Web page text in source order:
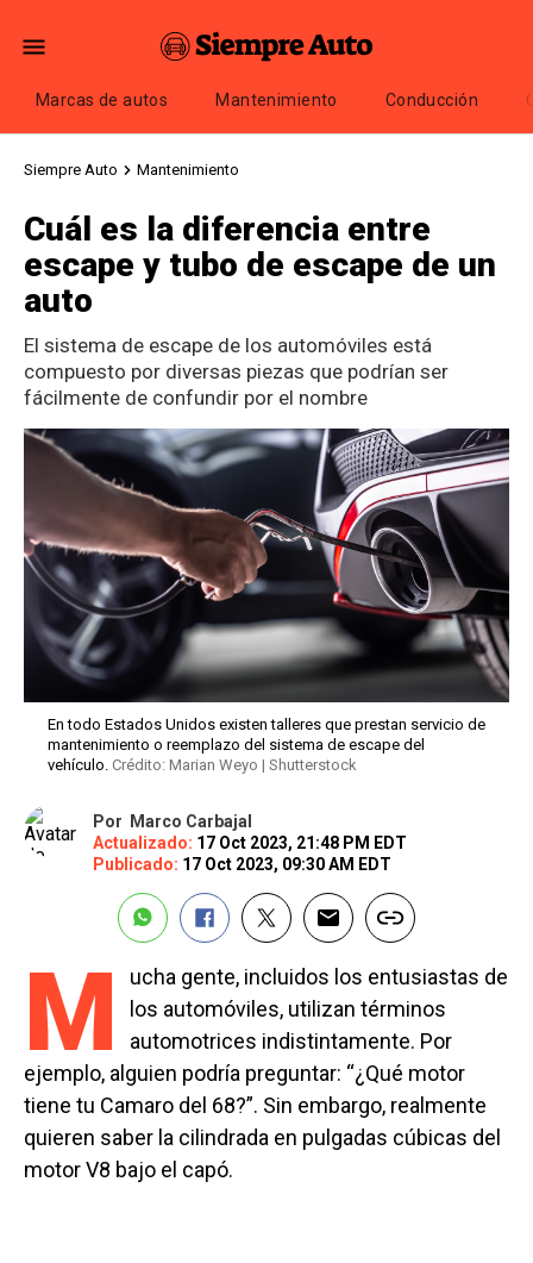
Marcas de autos Mantenimiento Conducción
Siempre Auto Mantenimiento
Cuál es la diferencia entre
escape y tubo de escape de un
auto
El sistema de escape de los automóviles está
compuesto por diversas piezas que podrían ser
fácilmente de confundir por el nombre
En todo Estados Unidos existen talleres que prestan servicio de
mantenimiento o reemplazo del sistema de escape del
vehículo. Crédito: Marian Weyo | Shutterstock
Por Marco Carbajal
Actualizado: 17 Oct 2023, 21:48 PM EDT
Publicado: 17 Oct 2023, 09:30 AM EDT
M
ucha gente, incluidos los entusiastas de
los automóviles, utilizan términos
automotrices indistintamente. Por
ejemplo, alguien podría preguntar: “¿Qué motor
tiene tu Camaro del 68?”. Sin embargo, realmente
quieren saber la cilindrada en pulgadas cúbicas del
motor V8 bajo el capó.